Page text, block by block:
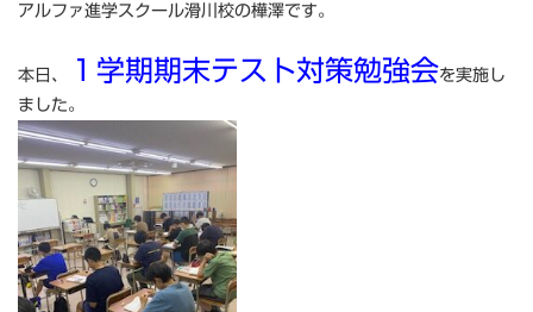
アルファ進学スクール滑川校の樺澤です。
本日、 １学期期末テスト対策勉強会を実施し
ました。